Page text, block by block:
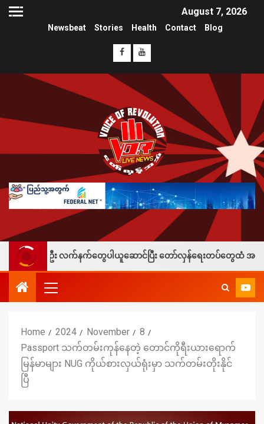
August 7, 2026
Newsbeat Stories Health Contact Blog
း လက်နက်တွေပါယူဆောင်ပြီး တော်လှန်ရေးတပ်တွေထံ အပ်နှံလို့ သိန်းတစ်
Home 2024 November
8
Passport သက်တမ်းကုန်နေတဲ့ တောင်ကိုရီးယားရောက်
မြန်မာများ NUG ကိုယ်စားလှယ်ရုံးမှာ သက်တမ်းတိုးနိုင်
ပြီ